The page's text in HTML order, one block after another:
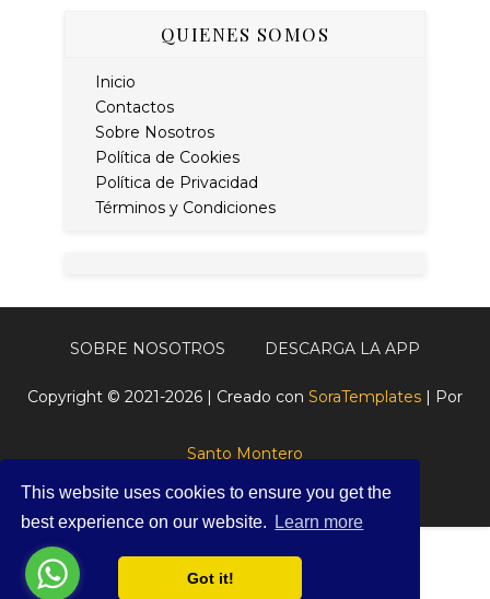
This website uses cookies to ensure you get the
best experience on our website.
Learn more
Got it!
QUIENES SOMOS
Inicio
Contactos
Sobre Nosotros
Política de Cookies
Política de Privacidad
Términos y Condiciones
SOBRE NOSOTROS DESCARGA LA APP
Copyright © 2021-2026 | Creado con SoraTemplates | Por
Santo Montero